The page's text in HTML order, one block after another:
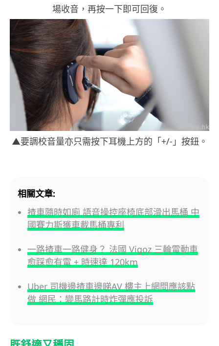
場收音，再按一下即可回復。
▲要調校音量亦只需按下耳機上方的「+/-」按鈕。
相關文章:
揸車隨時如廁 語音操控座椅底部滑出馬桶 中
國賽力斯獲車載馬桶專利
一路揸車一路健身？ 法國 Vigoz 三輪電動車
愈踩愈有電 + 時速達 120km
Uber 司機邊揸車邊睇AV 樓主上網問應該點
做 網民：變馬路計時炸彈應投訴